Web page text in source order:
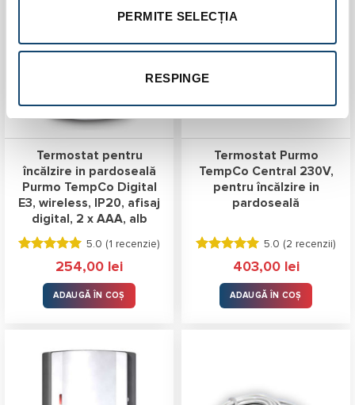
PERMITE SELECȚIA
RESPINGE
Termostat pentru
încălzire in pardoseală
Purmo TempCo Digital
E3, wireless, IP20, afisaj
digital, 2 x AAA, alb
Evaluat la
stele
din 5
5.0 (1 recenzie)
254,00 lei
ADAUGĂ ÎN COȘ
Termostat Purmo
TempCo Central 230V,
pentru încălzire in
pardoseală
Evaluat la
stele
din 5
5.0 (2 recenzii)
403,00 lei
ADAUGĂ ÎN COȘ